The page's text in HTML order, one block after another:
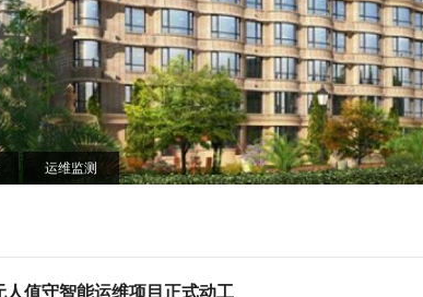
运维监测
人值守智能运维项目正式动工